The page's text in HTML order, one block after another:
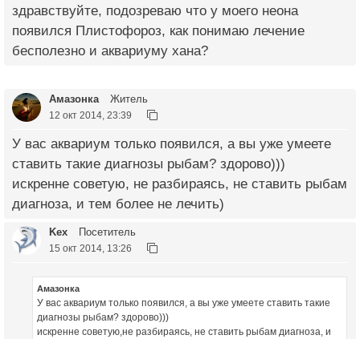
здравствуйте, подозреваю что у моего неона
появился Плистофороз, как понимаю лечение
бесполезно и аквариуму хана?
Амазонка Житель
12 окт 2014, 23:39
У вас аквариум только появился, а вы уже умеете
ставить такие диагнозы рыбам? здорово)))
искренне советую, не разбираясь, не ставить рыбам
диагноза, и тем более не лечить)
Kex Посетитель
15 окт 2014, 13:26
Амазонка
У вас аквариум только появился, а вы уже умеете ставить такие
диагнозы рыбам? здорово)))
искренне советую,не разбираясь, не ставить рыбам диагноза, и